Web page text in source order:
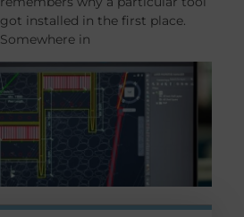
got installed in the first place.
Somewhere in